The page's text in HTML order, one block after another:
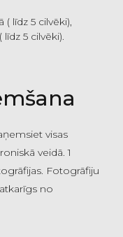
( līdz 5 cilvēki),
( līdz 5 cilvēki).
visas
veidā. 1
Fotogrāfiju
no